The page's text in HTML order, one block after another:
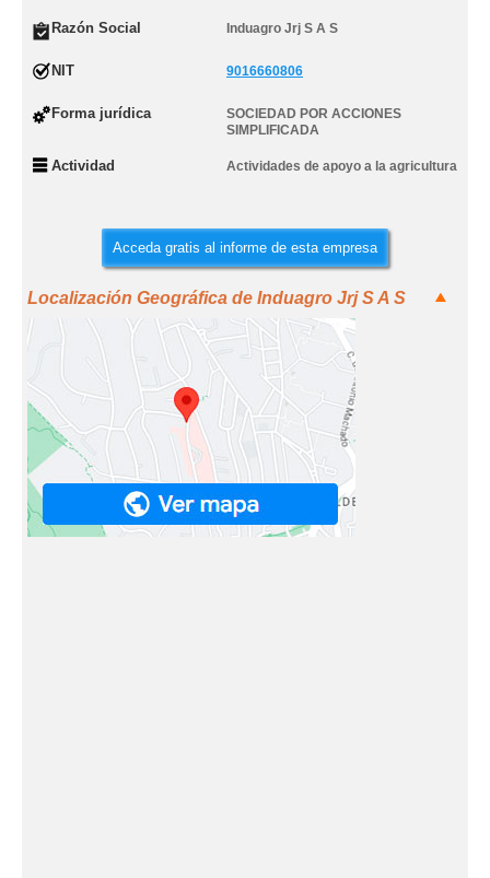
Razón Social Induagro Jrj S A S
NIT 9016660806
Forma jurídica
SOCIEDAD POR ACCIONES
SIMPLIFICADA
Actividad Actividades de apoyo a la agricultura
Acceda gratis al informe de esta empresa
Localización Geográfica de Induagro Jrj S A S